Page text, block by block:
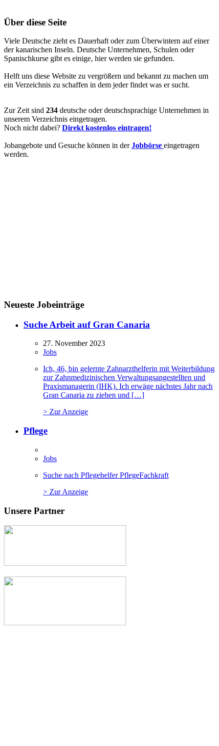
Über diese Seite
Viele Deutsche zieht es Dauerhaft oder zum Überwintern auf einer
der kanarischen Inseln. Deutsche Unternehmen, Schulen oder
Spanischkurse gibt es einige, hier werden sie gefunden.
Helft uns diese Website zu vergrößern und bekannt zu machen um
ein Verzeichnis zu schaffen in dem jeder findet was er sucht.
Zur Zeit sind 234 deutsche oder deutschsprachige Unternehmen in
unserem Verzeichnis eingetragen.
Noch nicht dabei? Direkt kostenlos eintragen!
Jobangebote und Gesuche können in derJobbörse eingetragen
werden.
Neueste Jobeinträge
Suche Arbeit auf Gran Canaria
27. November 2023
Jobs
Ich, 46, bin gelernte Zahnarzthelferin mit Weiterbildung
zur Zahnmedizinischen Verwaltungsangestellten und
Praxismanagerin (IHK). Ich erwäge nächstes Jahr nach
Gran Canaria zu ziehen und […]
> Zur Anzeige
Pflege
Jobs
Suche nach Pflegehelfer PflegeFachkraft
> Zur Anzeige
Unsere Partner